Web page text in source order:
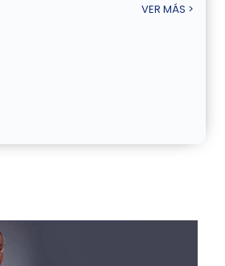
VER MÁS >